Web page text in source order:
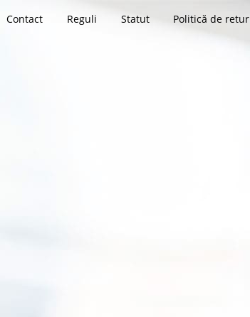
Contact Reguli Statut Politică de retur